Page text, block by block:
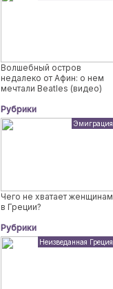
Волшебный остров
недалеко от Афин: о нем
мечтали Beatles (видео)
Рубрики
Эмиграция
Чего не хватает женщинам
в Греции?
Рубрики
Неизведанная Греция